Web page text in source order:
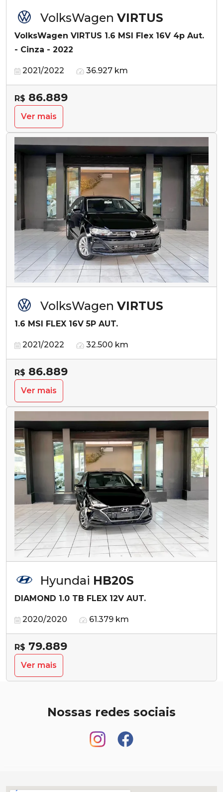
VolksWagen VIRTUS
VolksWagen VIRTUS 1.6 MSI Flex 16V 4p Aut.
- Cinza - 2022
2021/2022 36.927 km
R$ 86.889
Ver mais
VolksWagen VIRTUS
1.6 MSI FLEX 16V 5P AUT.
2021/2022 32.500 km
R$ 86.889
Ver mais
Hyundai HB20S
DIAMOND 1.0 TB FLEX 12V AUT.
2020/2020 61.379 km
R$ 79.889
Ver mais
Nossas redes sociais